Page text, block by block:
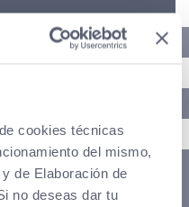
cookies técnicas
del mismo,
de Elaboración de
no deseas dar tu